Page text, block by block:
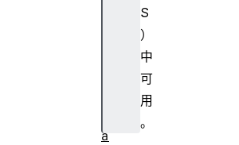
S
）
中
可
用
。
a